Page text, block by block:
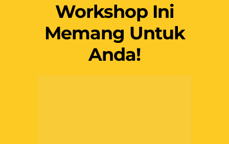
Workshop Ini
Memang Untuk
Anda!